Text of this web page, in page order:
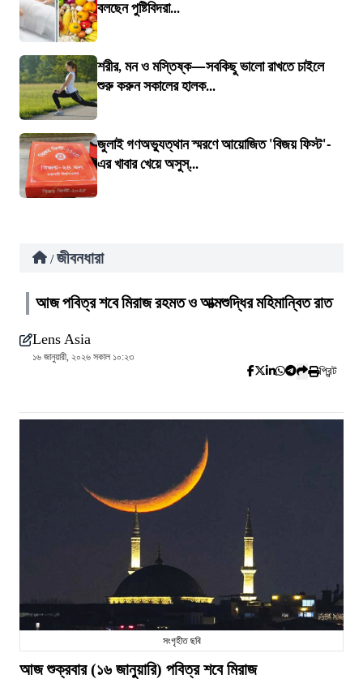
বলছেন পুষ্টিবিদরা...
শরীর, মন ও মস্তিষ্ক—সবকিছু ভালো রাখতে চাইলে
শুরু করুন সকালের হালক...
জুলাই গণঅভ্যুত্থান স্মরণে আয়োজিত 'বিজয় ফিস্ট'-
এর খাবার খেয়ে অসুস্...
/ জীবনধারা
আজ পবিত্র শবে মিরাজ রহমত ও আত্মশুদ্ধির মহিমান্বিত রাত
Lens Asia
১৬ জানুয়ারী, ২০২৬ সকাল ১০:২৩
প্রিন্ট
সংগৃহীত ছবি
আজ শুক্রবার (১৬ জানুয়ারি) পবিত্র শবে মিরাজ